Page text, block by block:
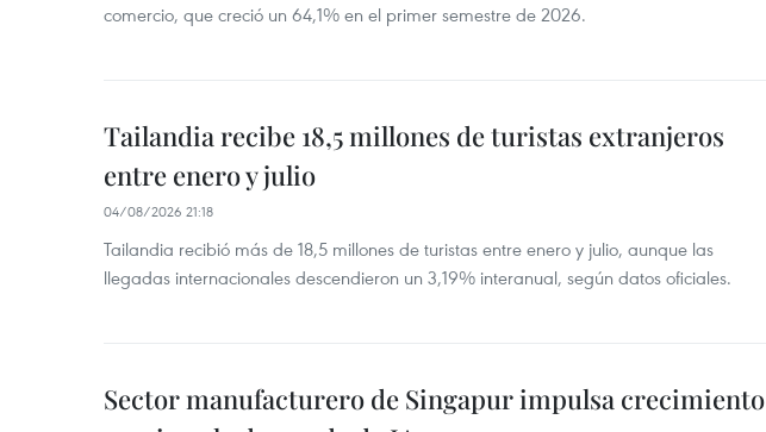
comercio, que creció un 64,1% en el primer semestre de 2026.
Tailandia recibe 18,5 millones de turistas extranjeros
entre enero y julio
04/08/2026 21:18
Tailandia recibió más de 18,5 millones de turistas entre enero y julio, aunque las
llegadas internacionales descendieron un 3,19% interanual, según datos oficiales.
Sector manufacturero de Singapur impulsa crecimiento